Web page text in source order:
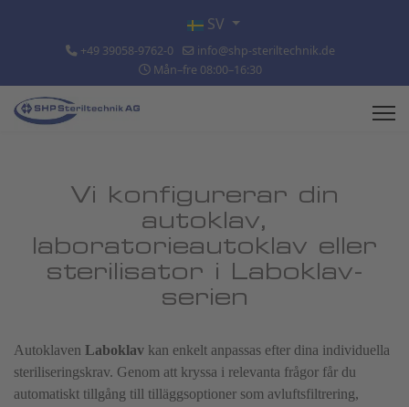
Välj ditt språk
SV
+49 39058-9762-0
info@shp-steriltechnik.de
Mån–fre 08:00–16:30
Vi konfigurerar din
autoklav,
laboratorieautoklav eller
sterilisator i Laboklav-
serien
Autoklaven Laboklav kan enkelt anpassas efter dina individuella
steriliseringskrav. Genom att kryssa i relevanta frågor får du
automatiskt tillgång till tilläggsoptioner som avluftsfiltrering,